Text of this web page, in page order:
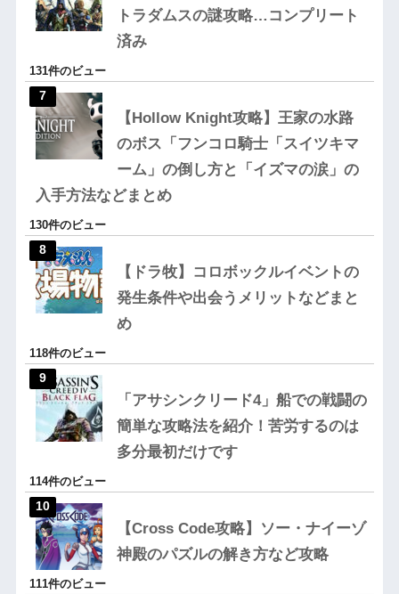
トラダムスの謎攻略…コンプリート
済み
131件のビュー
【Hollow Knight攻略】王家の水路
のボス「フンコロ騎士「スイツキマ
ーム」の倒し方と「イズマの涙」の
入手方法などまとめ
130件のビュー
【ドラ牧】コロボックルイベントの
発生条件や出会うメリットなどまと
め
118件のビュー
「アサシンクリード4」船での戦闘の
簡単な攻略法を紹介！苦労するのは
多分最初だけです
114件のビュー
【Cross Code攻略】ソー・ナイーゾ
神殿のパズルの解き方など攻略
111件のビュー